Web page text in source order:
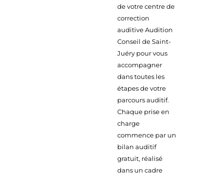
de votre centre de
correction
auditive Audition
Conseil de Saint-
Juéry pour vous
accompagner
dans toutes les
étapes de votre
parcours auditif.
Chaque prise en
charge
commence par un
bilan auditif
gratuit, réalisé
dans un cadre